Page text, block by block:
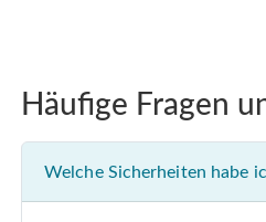
Häufige Fragen
Welche Sicherheiten habe